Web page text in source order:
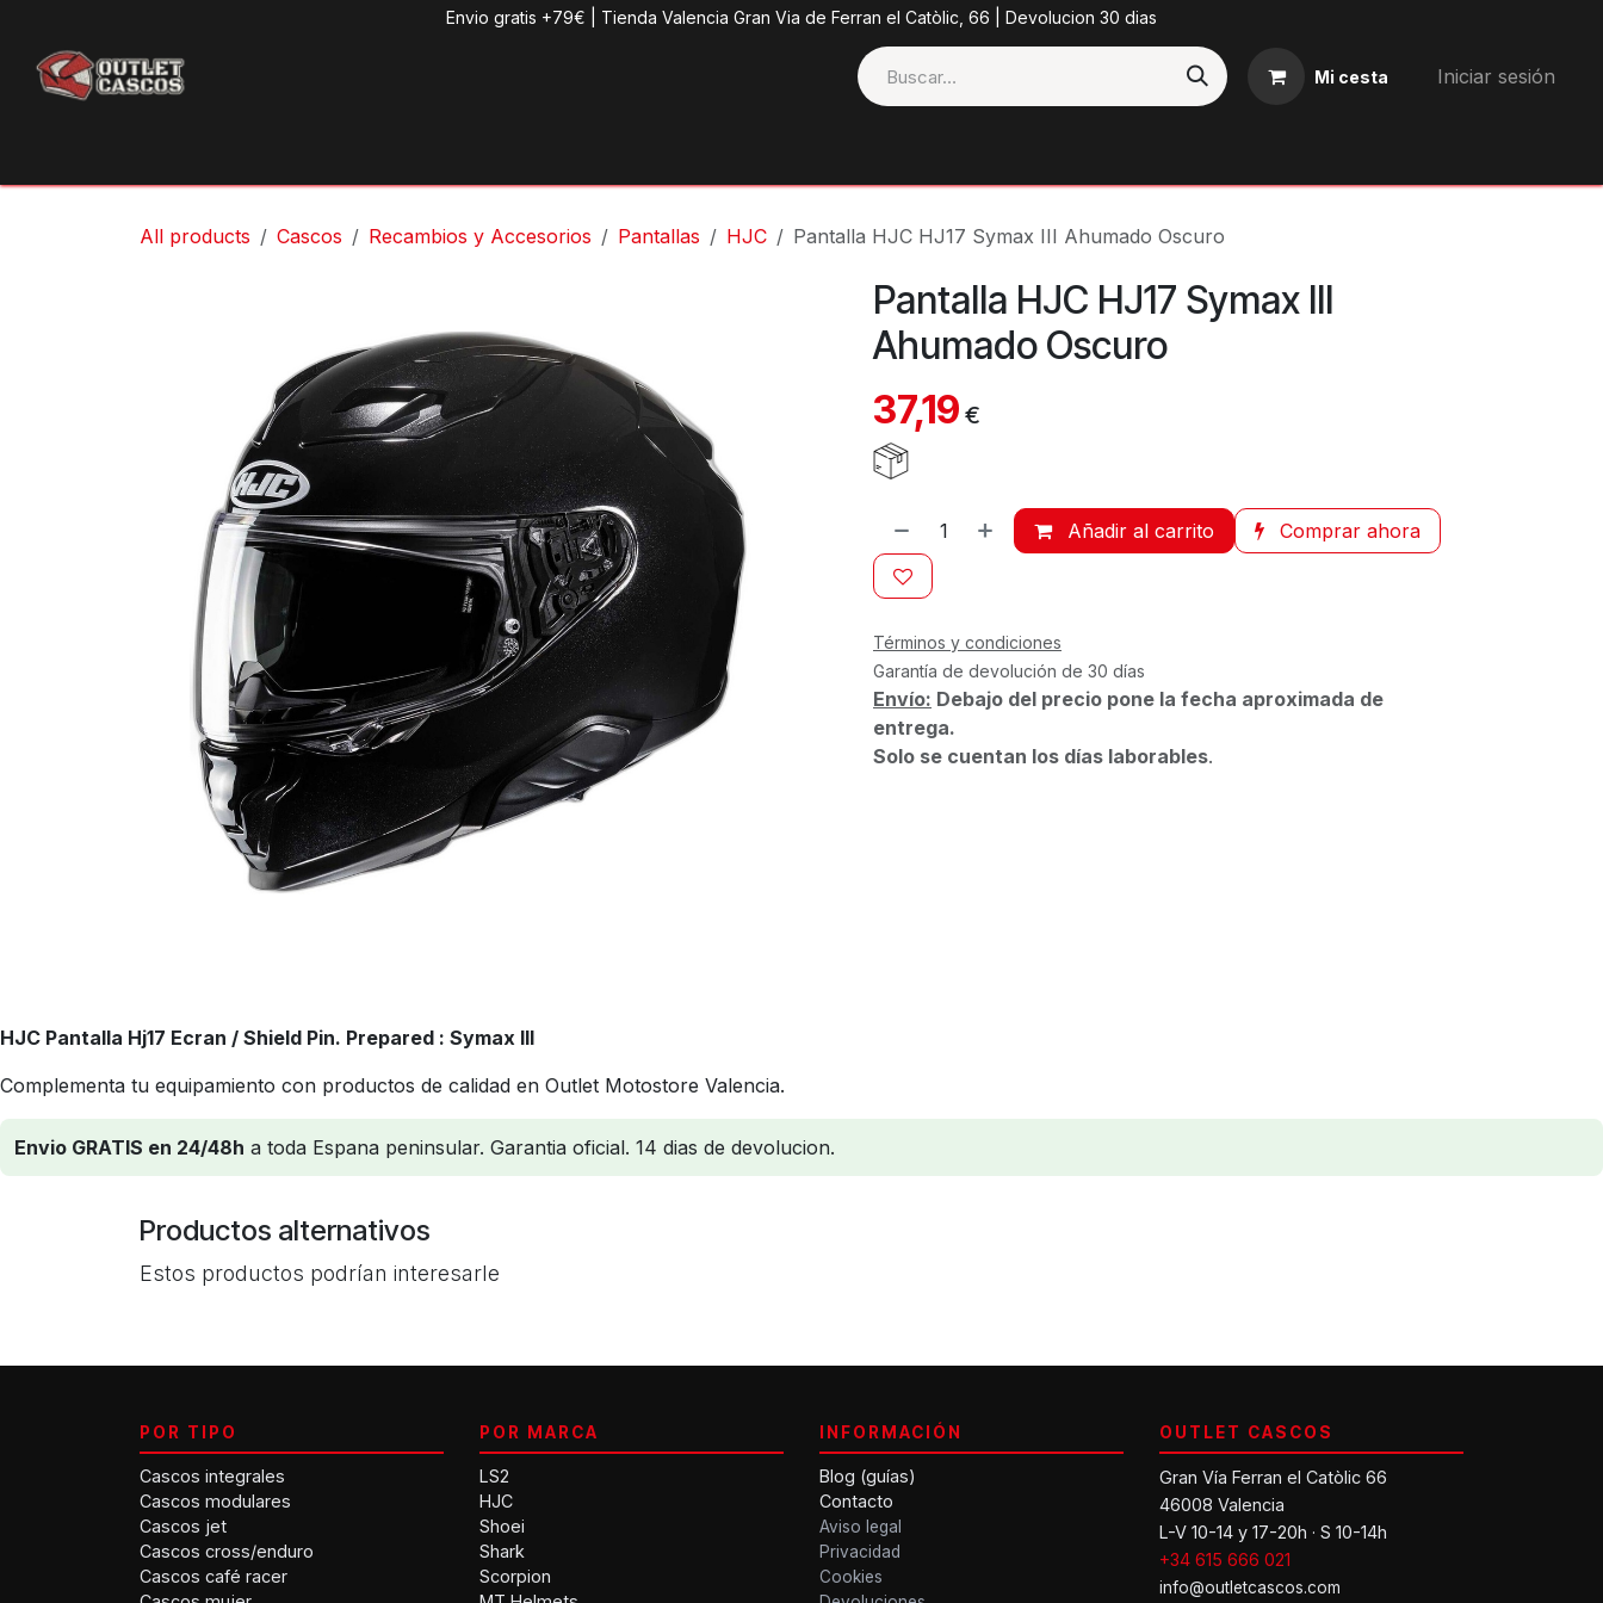
Envio gratis +79€ | Tienda Valencia Gran Via de Ferran el Catòlic, 66 | Devolucion 30 dias
Mi cesta Iniciar sesión
All products Cascos Recambios y Accesorios Pantallas HJC Pantalla HJC HJ17 Symax III Ahumado Oscuro
Pantalla HJC HJ17 Symax III
Ahumado Oscuro
37,19 €
Añadir al carrito Comprar ahora
Términos y condiciones
Garantía de devolución de 30 días
Envío: Debajo del precio pone la fecha aproximada de
entrega.
Solo se cuentan los días laborables.
HJC Pantalla Hj17 Ecran / Shield Pin. Prepared : Symax III
Complementa tu equipamiento con productos de calidad en Outlet Motostore Valencia.
Envio GRATIS en 24/48h a toda Espana peninsular. Garantia oficial. 14 dias de devolucion.
Productos alternativos
Estos productos podrían interesarle
POR TIPO
Cascos integrales
Cascos modulares
Cascos jet
Cascos cross/enduro
Cascos café racer
POR MARCA
LS2
HJC
Shoei
Shark
Scorpion
INFORMACIÓN
Blog (guías)
Contacto
Aviso legal
Privacidad
Cookies
OUTLET CASCOS
Gran Vía Ferran el Catòlic 66
46008 Valencia
L-V 10-14 y 17-20h · S 10-14h
+34 615 666 021
info@outletcascos.com